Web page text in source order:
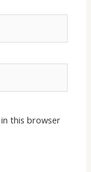
this browser